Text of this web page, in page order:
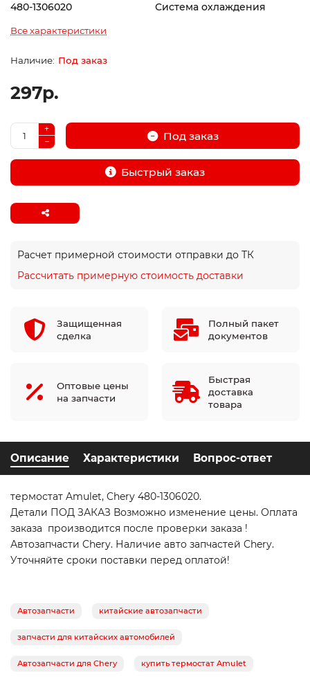
480-1306020 Система охлаждения
Все характеристики
Под заказ
297р.
Под заказ
Быстрый заказ
Расчет примерной стоимости отправки до ТК
Рассчитать примерную стоимость доставки
Защищенная
сделка
Полный пакет
документов
Оптовые цены
на запчасти
Быстрая
доставка
товара
Описание Характеристики Вопрос-ответ
термостат Amulet, Chery 480-1306020.
Детали ПОД ЗАКАЗ Возможно изменение цены. Оплата
заказа производится после проверки заказа !
Автозапчасти Chery. Наличие авто запчастей Chery.
Уточняйте сроки поставки перед оплатой!
Автозапчасти китайские автозапчасти
запчасти для китайских автомобилей
Автозапчасти для Chery купить термостат Amulet